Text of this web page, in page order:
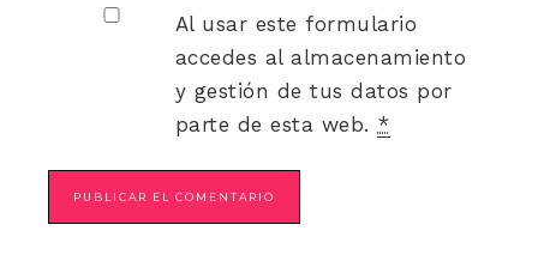
Al usar este formulario
accedes al almacenamiento
y gestión de tus datos por
parte de esta web. *